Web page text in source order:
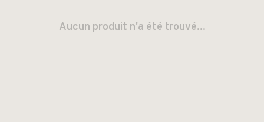
Aucun produit n'a été trouvé...